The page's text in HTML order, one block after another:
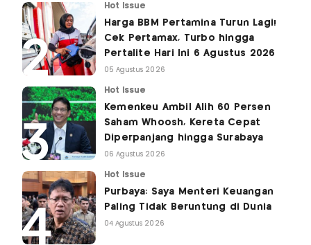
Hot Issue
Harga BBM Pertamina Turun Lagi!
Cek Pertamax, Turbo hingga
Pertalite Hari Ini 6 Agustus 2026
05 Agustus 2026
Hot Issue
Kemenkeu Ambil Alih 60 Persen
Saham Whoosh, Kereta Cepat
Diperpanjang hingga Surabaya
06 Agustus 2026
Hot Issue
Purbaya: Saya Menteri Keuangan
Paling Tidak Beruntung di Dunia
04 Agustus 2026